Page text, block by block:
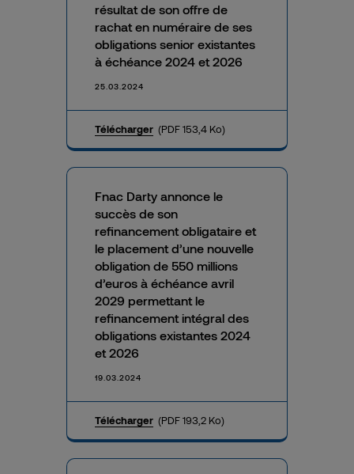
résultat de son offre de
rachat en numéraire de ses
obligations senior existantes
à échéance 2024 et 2026
25.03.2024
Télécharger (PDF 153,4 Ko)
Fnac Darty annonce le
succès de son
refinancement obligataire et
le placement d’une nouvelle
obligation de 550 millions
d’euros à échéance avril
2029 permettant le
refinancement intégral des
obligations existantes 2024
et 2026
19.03.2024
Télécharger (PDF 193,2 Ko)